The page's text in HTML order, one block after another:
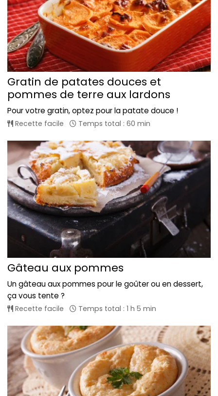
Gratin de patates douces et
pommes de terre aux lardons
Pour votre gratin, optez pour la patate douce !
Recette facile Temps total : 60 min
Gâteau aux pommes
Un gâteau aux pommes pour le goûter ou en dessert,
ça vous tente ?
Recette facile Temps total : 1 h 5 min